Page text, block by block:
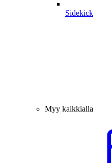
Sidekick
Myy kaikkialla